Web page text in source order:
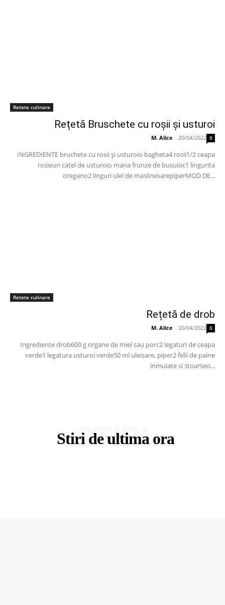
Retete culinare
Rețetă Bruschete cu roșii și usturoi
M. Alice - 20/04/2022 0
INGREDIENTE bruchete cu rosii și usturoio bagheta4 rosii1/2 ceapa
rosieun catel de usturoio mana frunze de busuioc1 lingurita
oregano2 linguri ulei de maslinesarepiperMOD DE...
Retete culinare
Rețetă de drob
M. Alice - 20/04/2022 0
Ingrediente drob600 g organe de miel sau porc2 legaturi de ceapa
verde1 legatura usturoi verde50 ml uleisare, piper2 felii de paine
inmuiate si stoarseo...
Stiri de ultima ora
STIRI